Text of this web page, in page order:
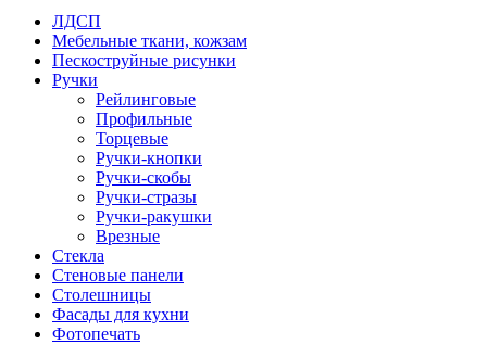
ЛДСП
Мебельные ткани, кожзам
Пескоструйные рисунки
Ручки
Рейлинговые
Профильные
Торцевые
Ручки-кнопки
Ручки-скобы
Ручки-стразы
Ручки-ракушки
Врезные
Стекла
Стеновые панели
Столешницы
Фасады для кухни
Фотопечать